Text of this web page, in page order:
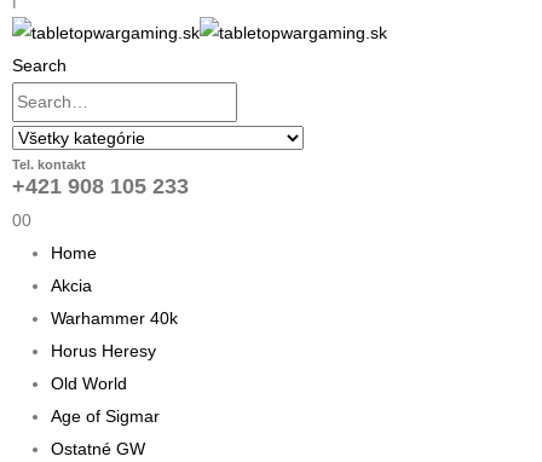
Search
Tel. kontakt
+421 908 105 233
00
Home
Akcia
Warhammer 40k
Horus Heresy
Old World
Age of Sigmar
Ostatné GW